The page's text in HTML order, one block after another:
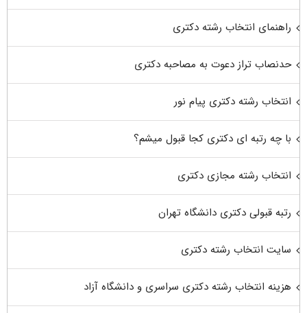
راهنمای انتخاب رشته دکتری
حدنصاب تراز دعوت به مصاحبه دکتری
انتخاب رشته دکتری پیام نور
با چه رتبه ای دکتری کجا قبول میشم؟
انتخاب رشته مجازی دکتری
رتبه قبولی دکتری دانشگاه تهران
سایت انتخاب رشته دکتری
هزینه انتخاب رشته دکتری سراسری و دانشگاه آزاد